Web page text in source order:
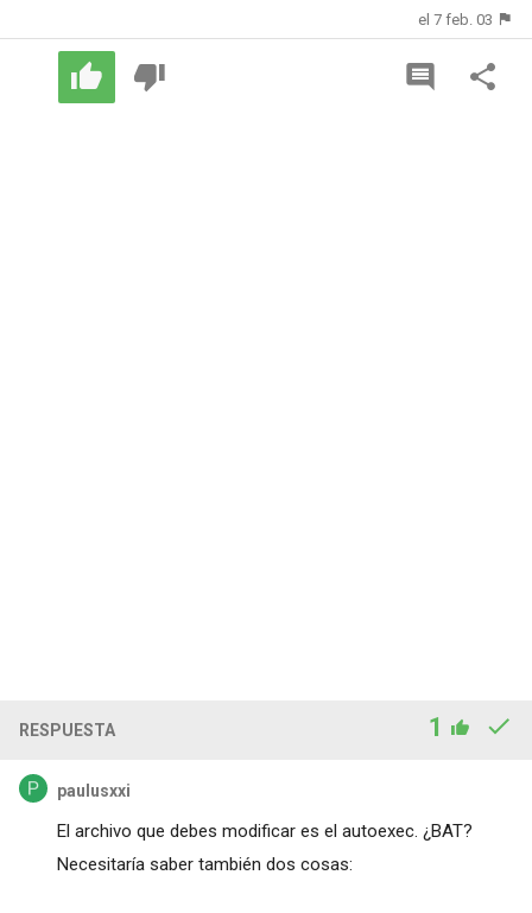
el 7 feb. 03
RESPUESTA 1
paulusxxi
El archivo que debes modificar es el autoexec. ¿BAT?
Necesitaría saber también dos cosas: